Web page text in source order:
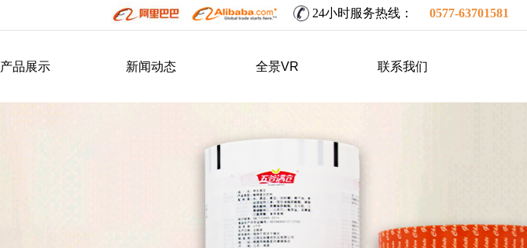
24小时服务热线： 0577-63701581
产品展示 新闻动态 全景VR 联系我们